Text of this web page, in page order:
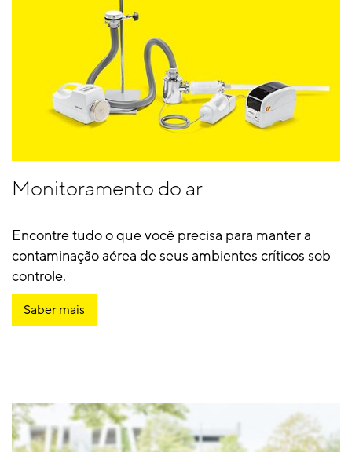
Monitoramento do ar
Encontre tudo o que você precisa para manter a
contaminação aérea de seus ambientes críticos sob
controle.
Saber mais